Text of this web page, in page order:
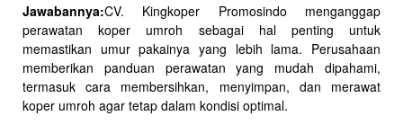
Jawabannya:CV. Kingkoper Promosindo menganggap
perawatan koper umroh sebagai hal penting untuk
memastikan umur pakainya yang lebih lama. Perusahaan
memberikan panduan perawatan yang mudah dipahami,
termasuk cara membersihkan, menyimpan, dan merawat
koper umroh agar tetap dalam kondisi optimal.